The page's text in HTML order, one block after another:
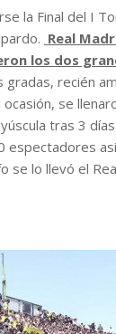
la Final del I
Real
los dos
gradas, recién
se
tras 3
espectadores
se lo llevó el